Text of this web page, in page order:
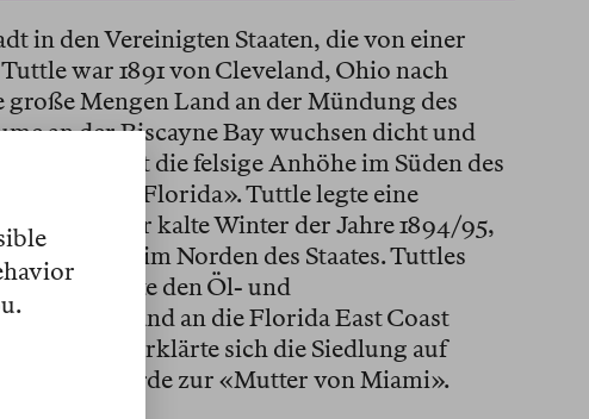
in den Vereinigten Staaten, die von einer
war 1891 von Cleveland, Ohio nach
Mengen Land an der Mündung des
an der Biscayne Bay wuchsen dicht und
hielt die felsige Anhöhe im Süden des
Bauplätze in Florida». Tuttle legte eine
Freeze
, der kalte Winter der Jahre 1894/95,
im Norden des Staates. Tuttles
überzeugte den Öl- und
ihr Land an die Florida East Coast
Juli 1896 erklärte sich die Siedlung auf
Tuttle wurde zur «Mutter von Miami».